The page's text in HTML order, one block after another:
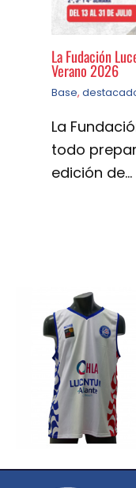
La Fudación
Verano 2026
Base,
La
todo
edición de…